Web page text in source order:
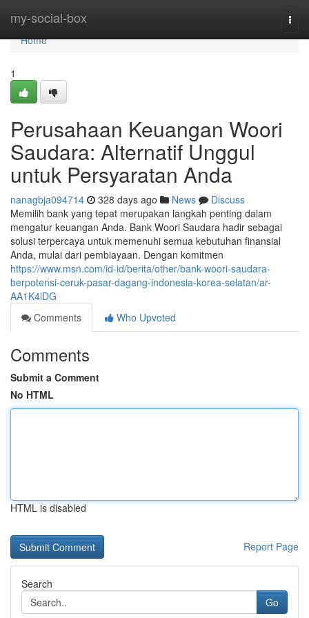
my-social-box
Home
Home
1
Perusahaan Keuangan Woori
Saudara: Alternatif Unggul
untuk Persyaratan Anda
nanagbja094714 328 days ago News
Discuss
Memilih bank yang tepat merupakan langkah penting dalam
mengatur keuangan Anda. Bank Woori Saudara hadir sebagai
solusi terpercaya untuk memenuhi semua kebutuhan finansial
Anda, mulai dari pembiayaan. Dengan komitmen
https://www.msn.com/id-id/berita/other/bank-woori-saudara-
berpotensi-ceruk-pasar-dagang-indonesia-korea-selatan/ar-
AA1K4lDG
Comments
Who Upvoted
Comments
Submit a Comment
No HTML
HTML is disabled
Report Page
Search
Go